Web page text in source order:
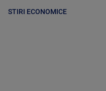
STIRI ECONOMICE